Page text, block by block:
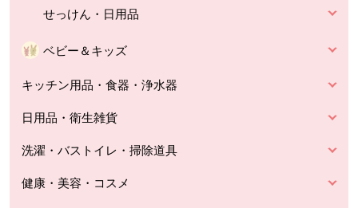
せっけん・日用品
ベビー＆キッズ
キッチン用品・食器・浄水器
日用品・衛生雑貨
洗濯・バストイレ・掃除道具
健康・美容・コスメ